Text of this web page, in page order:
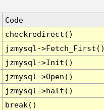
Code
checkredirect()
jzmysql-
jzmysql->Init()
jzmysql->Open()
jzmysql->halt()
break()